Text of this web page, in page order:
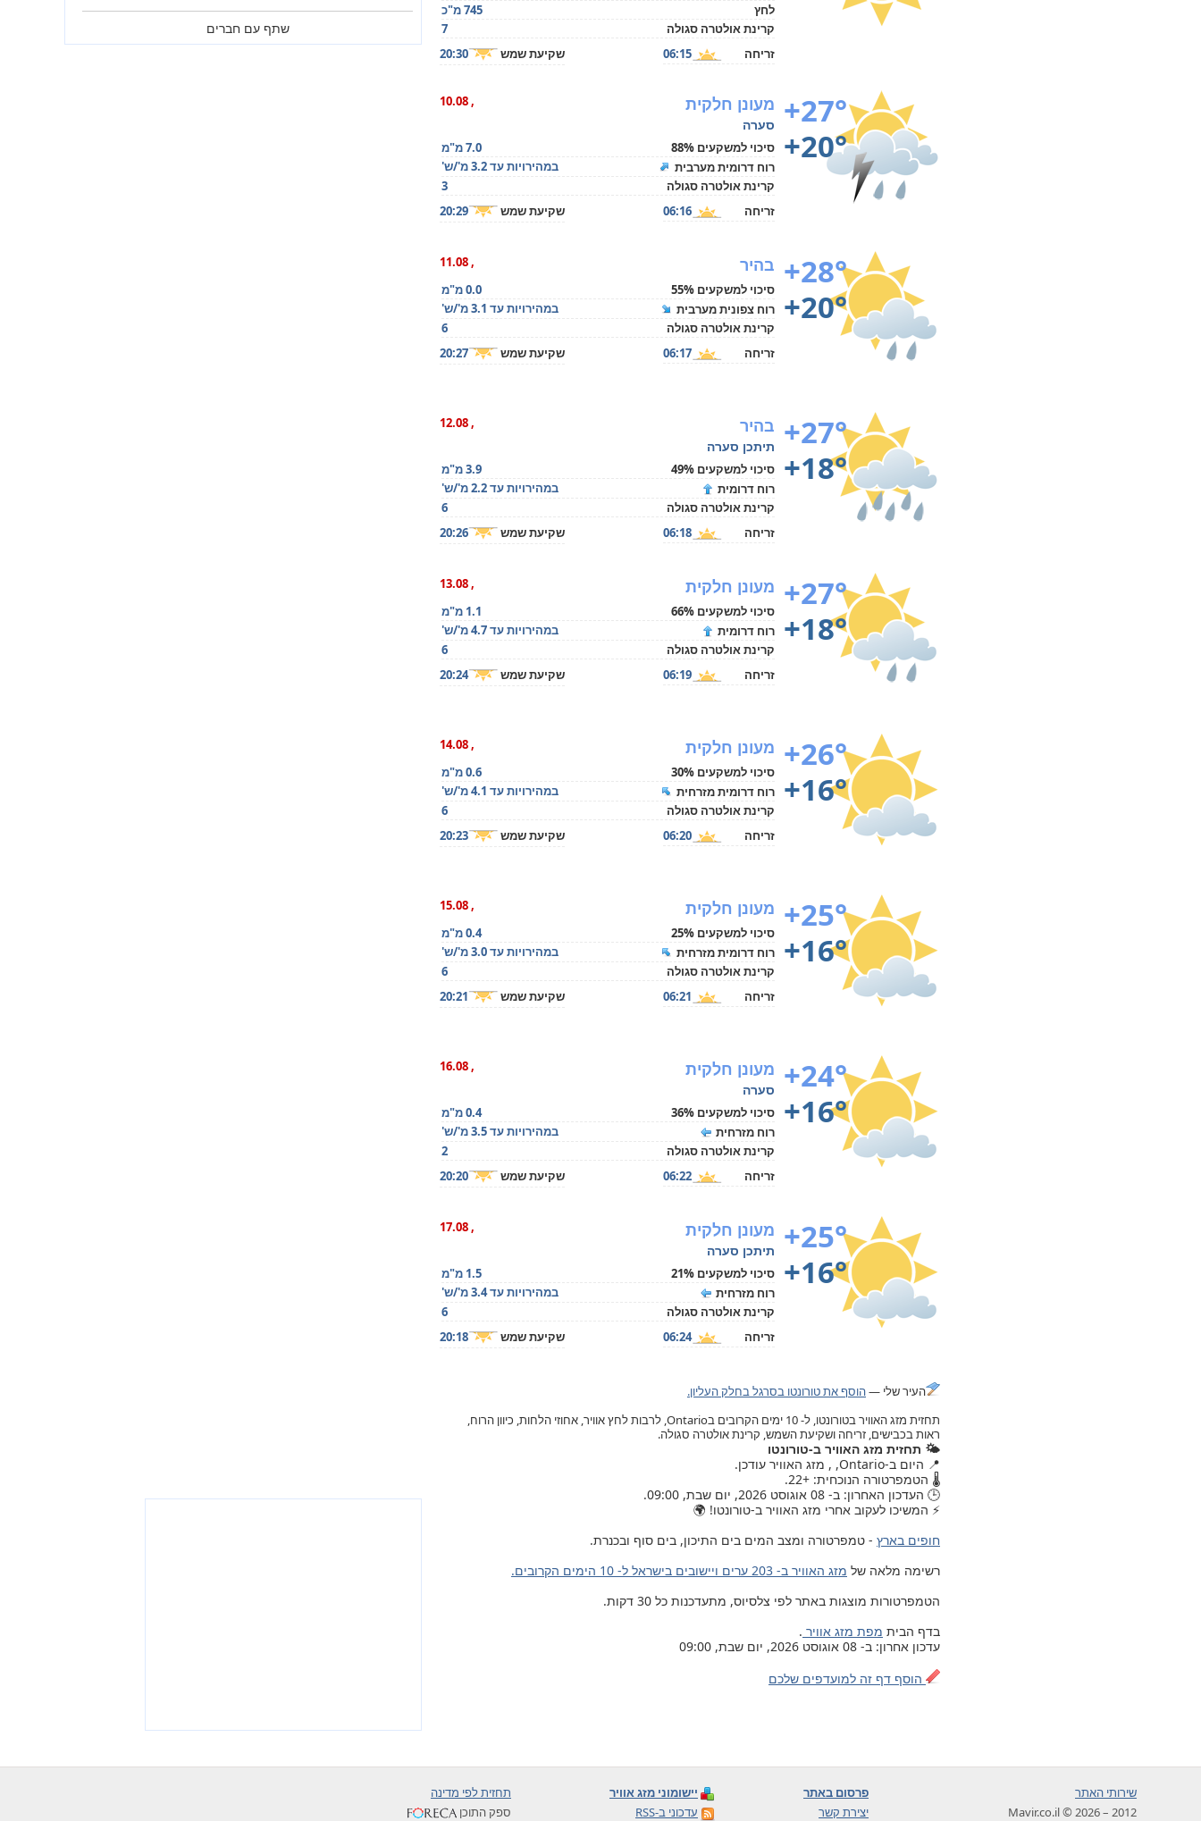
לחץ
745 מ"כ
קרינת אולטרה סגולה
7
זריחה
06:15 שקיעת שמש 20:30
+27°
+20°
, 10.08 מעונן חלקית
סערה
סיכוי למשקעים 88%
7.0 מ"מ
רוח דרומית מערבית
במהירויות עד 3.2 מ'/ש'
קרינת אולטרה סגולה
3
זריחה
06:16 שקיעת שמש 20:29
+28°
+20°
, 11.08 בהיר
סיכוי למשקעים 55%
0.0 מ"מ
רוח צפונית מערבית
במהירויות עד 3.1 מ'/ש'
קרינת אולטרה סגולה
6
זריחה
06:17 שקיעת שמש 20:27
+27°
+18°
, 12.08 בהיר
תיתכן סערה
סיכוי למשקעים 49%
3.9 מ"מ
רוח דרומית
במהירויות עד 2.2 מ'/ש'
קרינת אולטרה סגולה
6
זריחה
06:18 שקיעת שמש 20:26
+27°
+18°
, 13.08 מעונן חלקית
סיכוי למשקעים 66%
1.1 מ"מ
רוח דרומית
במהירויות עד 4.7 מ'/ש'
קרינת אולטרה סגולה
6
זריחה
06:19 שקיעת שמש 20:24
+26°
+16°
, 14.08 מעונן חלקית
סיכוי למשקעים 30%
0.6 מ"מ
רוח דרומית מזרחית
במהירויות עד 4.1 מ'/ש'
קרינת אולטרה סגולה
6
זריחה
06:20 שקיעת שמש 20:23
+25°
+16°
, 15.08 מעונן חלקית
סיכוי למשקעים 25%
0.4 מ"מ
רוח דרומית מזרחית
במהירויות עד 3.0 מ'/ש'
קרינת אולטרה סגולה
6
זריחה
06:21 שקיעת שמש 20:21
+24°
+16°
, 16.08 מעונן חלקית
סערה
סיכוי למשקעים 36%
0.4 מ"מ
רוח מזרחית
במהירויות עד 3.5 מ'/ש'
קרינת אולטרה סגולה
2
זריחה
06:22 שקיעת שמש 20:20
+25°
+16°
, 17.08 מעונן חלקית
תיתכן סערה
סיכוי למשקעים 21%
1.5 מ"מ
רוח מזרחית
במהירויות עד 3.4 מ'/ש'
קרינת אולטרה סגולה
6
זריחה
06:24 שקיעת שמש 20:18
העיר שלי —הוסף את טורונטו בסרגל בחלק העליון.
תחזית מזג האוויר בטורונטו, ל- 10 ימים הקרובים בOntario, לרבות לחץ אוויר, אחוזי הלחות, כיוון הרוח,
ראות בכבישים, זריחה ושקיעת השמש, קרינת אולטרה סגולה.
🌤️ תחזית מזג האוויר ב-טורונטו
📍 היום ב-Ontario, , מזג האוויר עודכן.
🌡️ הטמפרטורה הנוכחית: +22.
🕒 העדכון האחרון: ב- 08 אוגוסט 2026, יום שבת, 09:00.
⚡ המשיכו לעקוב אחרי מזג האוויר ב-טורונטו! 🌍
חופים בארץ - טמפרטורה ומצב המים בים התיכון, בים סוף ובכנרת.
רשימה מלאה של מזג האוויר ב- 203 ערים ויישובים בישראל ל- 10 הימים הקרובים.
הטמפרטורות מוצגות באתר לפי צלסיוס, מתעדכנות כל 30 דקות.
בדף הבית מפת מזג אוויר .
עדכון אחרון: ב- 08 אוגוסט 2026, יום שבת, 09:00
הוסף דף זה למועדפים שלכם
שתף עם חברים
שירותי האתר
2012 – 2026 © Mavir.co.il
פרסום באתר
יצירת קשר
יישומוני מזג אוויר
עדכוני ב-RSS
תחזית לפי מדינה
ספק התוכן